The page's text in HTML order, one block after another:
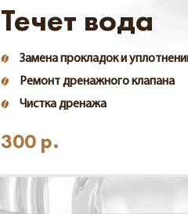
Течет вода
Замена прокладок и
Ремонт дренажного клапана
Чистка дренажа
300 р.